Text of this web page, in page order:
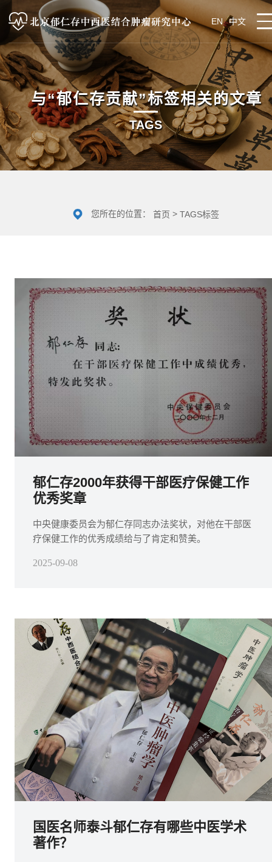
EN 中文
与“郁仁存贡献”标签相关的文章
TAGS
您所在的位置： 首页 > TAGS标签
郁仁存2000年获得干部医疗保健工作
优秀奖章
中央健康委员会为郁仁存同志办法奖状，对他在干部医
疗保健工作的优秀成绩给与了肯定和赞美。
2025-09-08
国医名师泰斗郁仁存有哪些中医学术
著作？